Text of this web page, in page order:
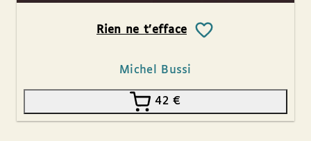
Rien ne t’efface
Michel Bussi
42€